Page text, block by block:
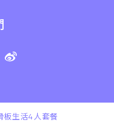
板生活4人套餐